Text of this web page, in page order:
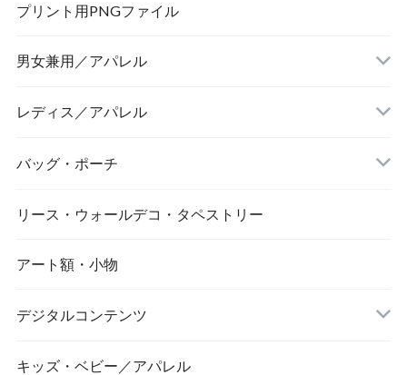
プリント用PNGファイル
男女兼用／アパレル
Tシャツ
レディス／アパレル
バッグ・ポーチ
リース・ウォールデコ・タペストリー
アート額・小物
デジタルコンテンツ
キッズ・ベビー／アパレル